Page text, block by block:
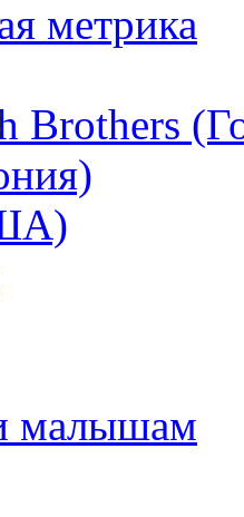
метрика
Brothers
малышам